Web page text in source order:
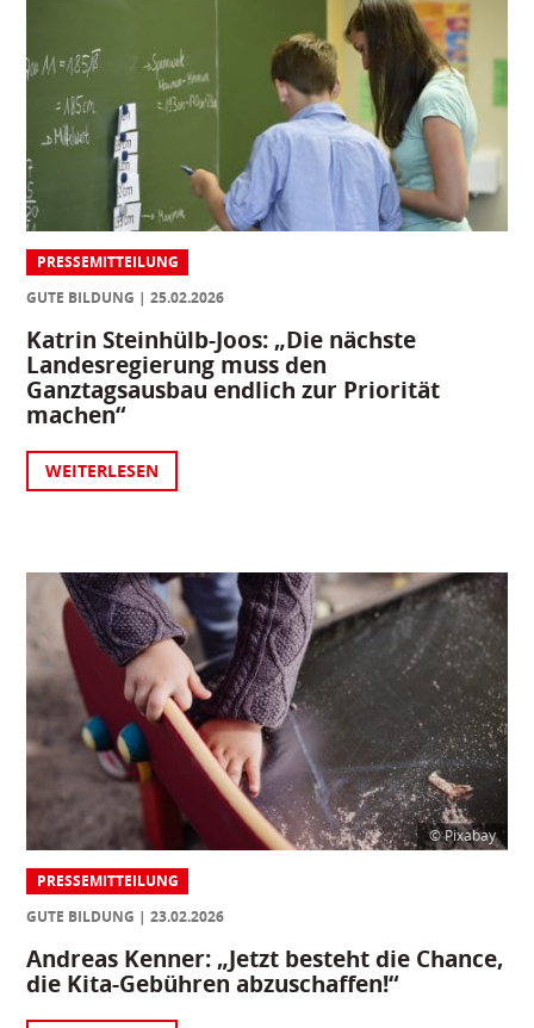
PRESSEMITTEILUNG
GUTE BILDUNG
25.02.2026
Katrin Steinhülb-Joos: „Die nächste
Landesregierung muss den
Ganztagsausbau endlich zur Priorität
machen“
WEITERLESEN
© Pixabay
PRESSEMITTEILUNG
GUTE BILDUNG
23.02.2026
Andreas Kenner: „Jetzt besteht die Chance,
die Kita-Gebühren abzuschaffen!“